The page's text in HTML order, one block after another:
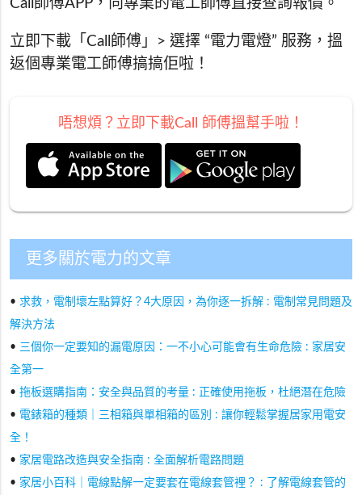
Call師傅APP，向專業的電工師傅直接查詢報價。
立即下載「Call師傅」> 選擇 “電力電燈” 服務，搵
返個專業電工師傅搞搞佢啦！
唔想煩？立即下載Call 師傅搵幫手啦！
更多關於電力的文章
• 求救，電制壞左點算好？4大原因，為你逐一拆解 : 電制常見問題及
解決方法
• 三個你一定要知的漏電原因：一不小心可能會有生命危險 : 家居安
全第一
• 拖板選購指南：安全與品質的考量 : 正確使用拖板，杜絕潛在危險
• 電錶箱的種類｜三相箱與單相箱的區別 : 讓你輕鬆掌握居家用電安
全！
• 家居電路改造與安全指南 : 全面解析電路問題
• 家居小百科｜電線點解一定要套在電線套管裡？ : 了解電線套管的